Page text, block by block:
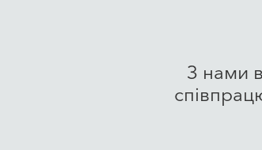
кількість
допомоги
питання
З нами